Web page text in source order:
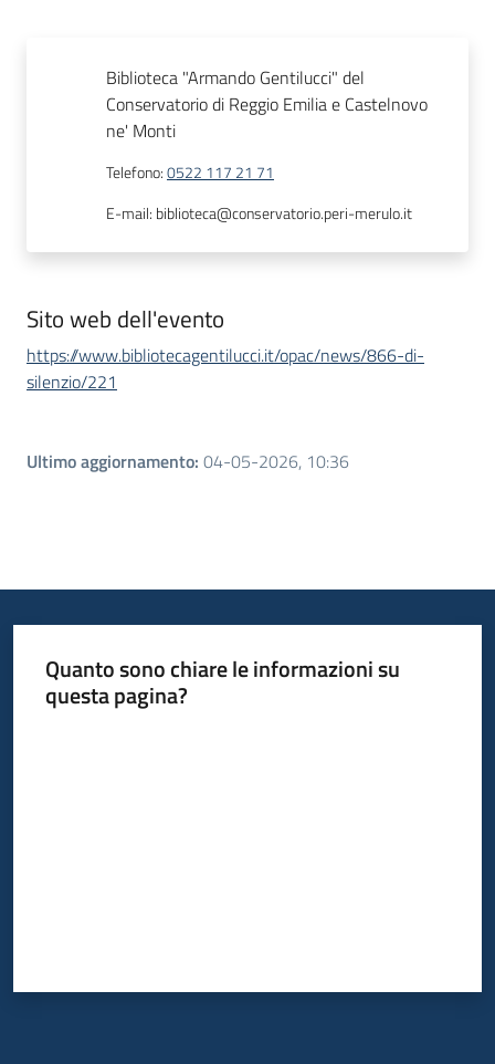
Biblioteca "Armando Gentilucci" del
Conservatorio di Reggio Emilia e Castelnovo
ne' Monti
Telefono:0522 117 21 71
E-mail: biblioteca@conservatorio.peri-merulo.it
Sito web dell'evento
https://www.bibliotecagentilucci.it/opac/news/866-di-
silenzio/221
Ultimo aggiornamento: 04-05-2026, 10:36
Quanto sono chiare le informazioni su
questa pagina?